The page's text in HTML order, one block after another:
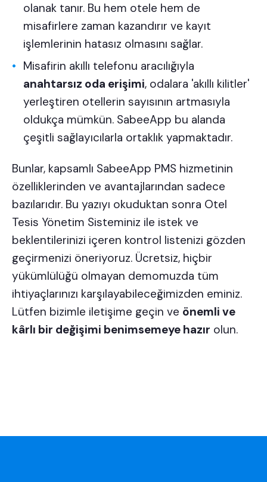
olanak tanır. Bu hem otele hem de
misafirlere zaman kazandırır ve kayıt
işlemlerinin hatasız olmasını sağlar.
Misafirin akıllı telefonu aracılığıyla
anahtarsız oda erişimi, odalara 'akıllı kilitler'
yerleştiren otellerin sayısının artmasıyla
oldukça mümkün. SabeeApp bu alanda
çeşitli sağlayıcılarla ortaklık yapmaktadır.
Bunlar, kapsamlı SabeeApp PMS hizmetinin
özelliklerinden ve avantajlarından sadece
bazılarıdır. Bu yazıyı okuduktan sonra Otel
Tesis Yönetim Sisteminiz ile istek ve
beklentilerinizi içeren kontrol listenizi gözden
geçirmenizi öneriyoruz. Ücretsiz, hiçbir
yükümlülüğü olmayan demomuzda tüm
ihtiyaçlarınızı karşılayabileceğimizden eminiz.
Lütfen bizimle iletişime geçin ve önemli ve
kârlı bir değişimi benimsemeye hazır olun.